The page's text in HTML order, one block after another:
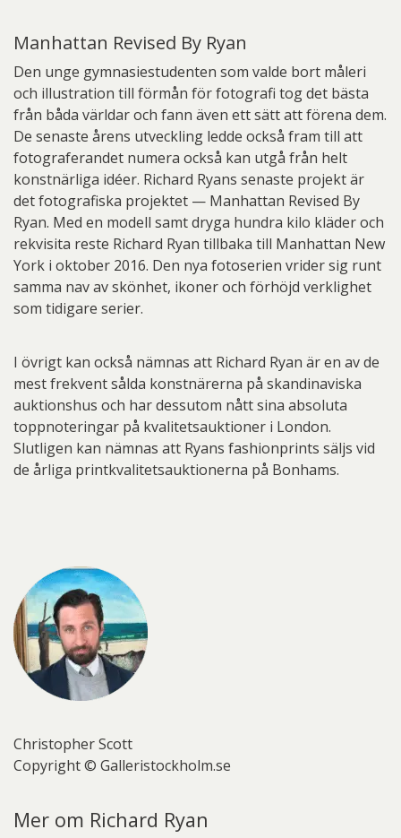
Manhattan Revised By Ryan
Den unge gymnasiestudenten som valde bort måleri
och illustration till förmån för fotografi tog det bästa
från båda världar och fann även ett sätt att förena dem.
De senaste årens utveckling ledde också fram till att
fotograferandet numera också kan utgå från helt
konstnärliga idéer. Richard Ryans senaste projekt är
det fotografiska projektet — Manhattan Revised By
Ryan. Med en modell samt dryga hundra kilo kläder och
rekvisita reste Richard Ryan tillbaka till Manhattan New
York i oktober 2016. Den nya fotoserien vrider sig runt
samma nav av skönhet, ikoner och förhöjd verklighet
som tidigare serier.
I övrigt kan också nämnas att Richard Ryan är en av de
mest frekvent sålda konstnärerna på skandinaviska
auktionshus och har dessutom nått sina absoluta
toppnoteringar på kvalitetsauktioner i London.
Slutligen kan nämnas att Ryans fashionprints säljs vid
de årliga printkvalitetsauktionerna på Bonhams.
Christopher Scott
Copyright © Galleristockholm.se
Mer om Richard Ryan